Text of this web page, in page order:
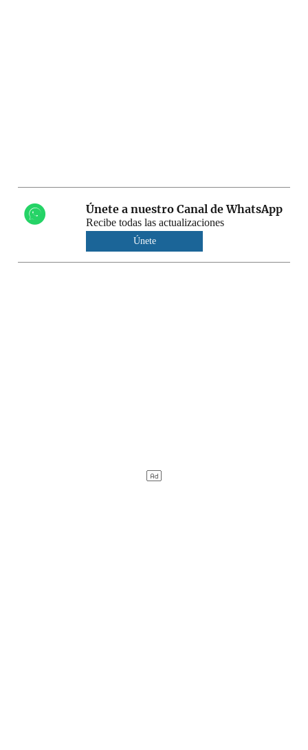
Únete a nuestro Canal de WhatsApp
Recibe todas las actualizaciones
Únete